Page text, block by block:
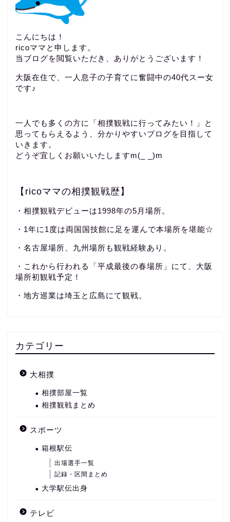
こんにちは！
ricoママと申します。
当ブログを閲覧いただき、ありがとうございます！
大阪在住で、一人息子の子育てに奮闘中の40代スー女
です♪
一人でも多くの方に「相撲観戦に行ってみたい！」と
思ってもらえるよう、分かりやすいブログを目指して
いきます。
どうぞ宜しくお願いいたしますm(_ _)m
【ricoママの相撲観戦歴】
・相撲観戦デビューは1998年の5月場所。
・1年に1度は両国国技館に足を運んで本場所を堪能☆
・名古屋場所、九州場所も観戦経験あり。
・これから行われる「平成最後の春場所」にて、大阪
場所初観戦予定！
・地方巡業は埼玉と広島にて観戦。
カテゴリー
大相撲
相撲部屋一覧
相撲観戦まとめ
スポーツ
箱根駅伝
出場選手一覧
記録・区間まとめ
大学駅伝出身
テレビ